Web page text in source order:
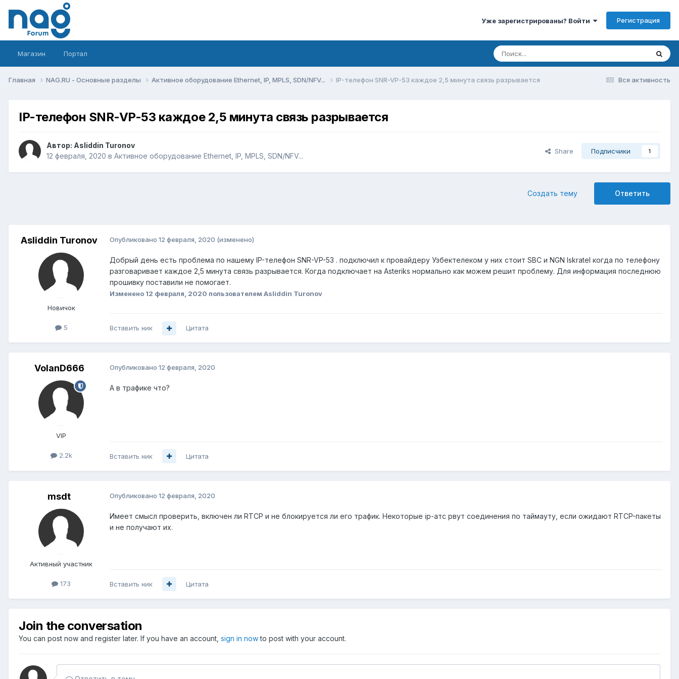
Уже зарегистрированы? Войти Регистрация
Магазин Портал
Вся активность
Главная NAG.RU - Основные разделы Активное оборудование Ethernet, IP, MPLS, SDN/NFV... IP-телефон SNR-VP-53 каждое 2,5 минута связь разрывается
IP-телефон SNR-VP-53 каждое 2,5 минута связь разрывается
Автор: Asliddin Turonov
12 февраля, 2020 в Активное оборудование Ethernet, IP, MPLS, SDN/NFV...
Share Подписчики 1
Ответить
Создать тему
Asliddin Turonov
Новичок
5
Опубликовано 12 февраля, 2020 (изменено)
Добрый день есть проблема по нашему IP-телефон SNR-VP-53 . подключил к провайдеру Узбектелеком у ниx стоит SBC и NGN Iskratel когда по телефону
разговаривает каждое 2,5 минута связь разрывается. Когда подключает на Asteriks нормально как можем решит проблему. Для информация последнюю
прошивку поставили не помогает.
Изменено 12 февраля, 2020 пользователем Asliddin Turonov
Вставить ник Цитата
VolanD666
VIP
2.2k
Опубликовано 12 февраля, 2020
А в трафике что?
Вставить ник Цитата
msdt
Активный участник
173
Опубликовано 12 февраля, 2020
Имеет смысл проверить, включен ли RTCP и не блокируется ли его трафик. Некоторые ip-атс рвут соединения по таймауту, если ожидают RTCP-пакеты
и не получают их.
Вставить ник Цитата
Join the conversation
You can post now and register later. If you have an account, sign in nowto post with your account.